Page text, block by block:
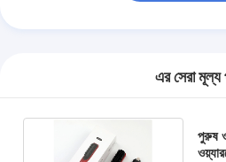
এর সেরা মূল্য
পুরুষ ও